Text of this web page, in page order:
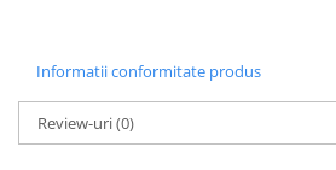
Informatii conformitate produs
Review-uri(0)